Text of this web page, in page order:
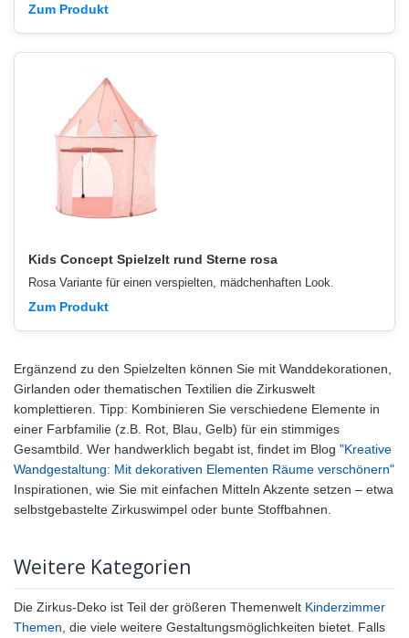
Zum Produkt
Kids Concept Spielzelt rund Sterne rosa
Rosa Variante für einen verspielten, mädchenhaften Look.
Zum Produkt
Ergänzend zu den Spielzelten können Sie mit Wanddekorationen,
Girlanden oder thematischen Textilien die Zirkuswelt
komplettieren. Tipp: Kombinieren Sie verschiedene Elemente in
einer Farbfamilie (z.B. Rot, Blau, Gelb) für ein stimmiges
Gesamtbild. Wer handwerklich begabt ist, findet im Blog "Kreative
Wandgestaltung: Mit dekorativen Elementen Räume verschönern"
Inspirationen, wie Sie mit einfachen Mitteln Akzente setzen – etwa
selbstgebastelte Zirkuswimpel oder bunte Stoffbahnen.
Weitere Kategorien
Die Zirkus-Deko ist Teil der größeren Themenwelt Kinderzimmer
Themen , die viele weitere Gestaltungsmöglichkeiten bietet. Falls